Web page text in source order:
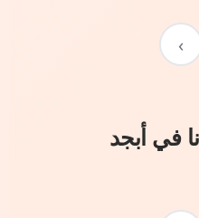
›
في أبجد